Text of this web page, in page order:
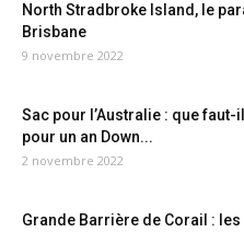
North Stradbroke Island, le
Brisbane
9 novembre 2022
Sac pour l’Australie : que
pour un an Down...
2 novembre 2022
Grande Barrière de Corail :